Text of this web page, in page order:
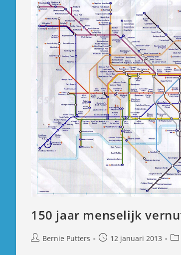
150 jaar menselijk
BerichtBernie Putters
Bericht12 januari 2013